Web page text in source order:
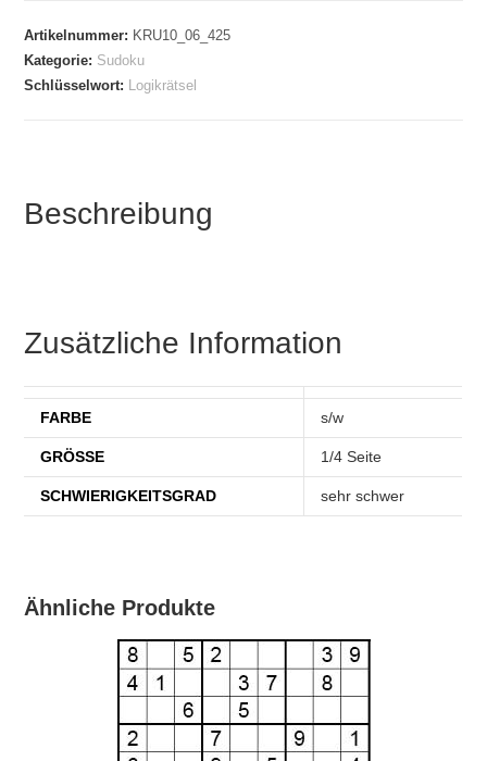
Artikelnummer: KRU10_06_425
Kategorie: Sudoku
Schlüsselwort:
Logikrätsel
Beschreibung
Zusätzliche Information
FARBE s/w
GRÖSSE 1/4 Seite
SCHWIERIGKEITSGRAD sehr schwer
Ähnliche Produkte